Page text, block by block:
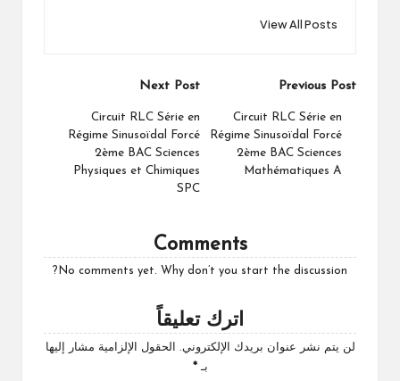
View All Posts
Post
navigation
Previous Post
Circuit RLC Série en
Régime Sinusoïdal Forcé
2ème BAC Sciences
Mathématiques A
Next Post
Circuit RLC Série en
Régime Sinusoïdal Forcé
2ème BAC Sciences
Physiques et Chimiques
SPC
Comments
No comments yet. Why don’t you start the discussion?
اترك تعليقاً
لن يتم نشر عنوان بريدك الإلكتروني.
الحقول الإلزامية مشار إليها
بـ*